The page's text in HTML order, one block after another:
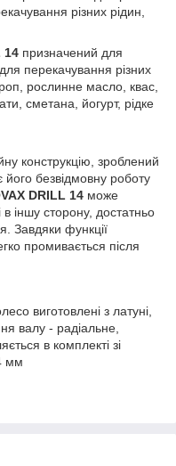
різних рідин,
14 призначений для
перекачування різних
рослинне масло, квас,
сметана, йогурт, рідке
конструкцію, зроблений
його безвідмовну роботу
DRILL 14 може
в іншу сторону, достатньо
Завдяки функції
промивається після
виготовлені з латуні,
валу - радіальне,
в комплекті зі
мм